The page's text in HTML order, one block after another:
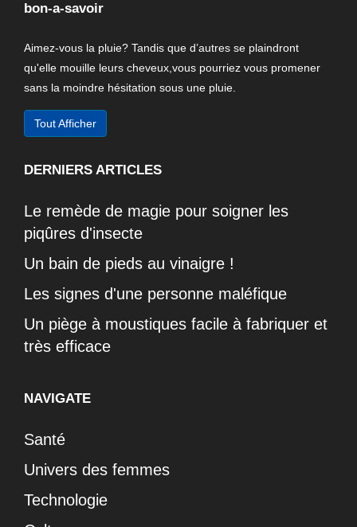
bon-a-savoir
Aimez-vous la pluie? Tandis que d’autres se plaindront
qu'elle mouille leurs cheveux,vous pourriez vous promener
sans la moindre hésitation sous une pluie.
Tout Afficher
DERNIERS ARTICLES
Le remède de magie pour soigner les
piqûres d'insecte
Un bain de pieds au vinaigre !
Les signes d'une personne maléfique
Un piège à moustiques facile à fabriquer et
très efficace
NAVIGATE
Santé
Univers des femmes
Technologie